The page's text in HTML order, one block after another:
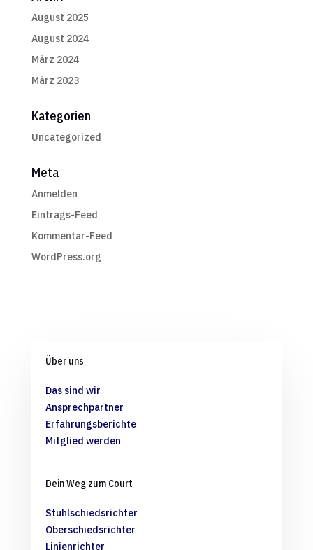
August 2025
August 2024
März 2024
März 2023
Kategorien
Uncategorized
Meta
Anmelden
Eintrags-Feed
Kommentar-Feed
WordPress.org
Über uns
Das sind wir
Ansprechpartner
Erfahrungsberichte
Mitglied werden
Dein Weg zum Court
Stuhlschiedsrichter
Oberschiedsrichter
Linienrichter